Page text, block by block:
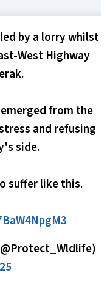
by a lorry whilst
West Highway
from the
and refusing
side.
suffer like this.